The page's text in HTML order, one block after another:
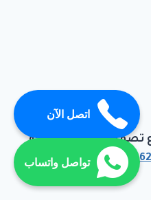
اتصل الآن
تواصل واتساب